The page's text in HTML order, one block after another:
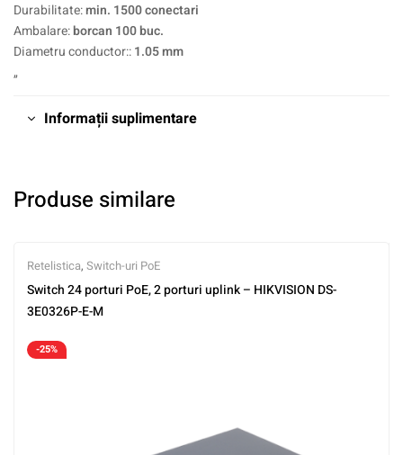
Durabilitate:min. 1500 conectari
Ambalare:borcan 100 buc.
Diametru conductor::1.05 mm
„
Informații suplimentare
Produse similare
Retelistica, Switch-uri PoE
Switch 24 porturi PoE, 2 porturi uplink – HIKVISION DS-
3E0326P-E-M
-25%